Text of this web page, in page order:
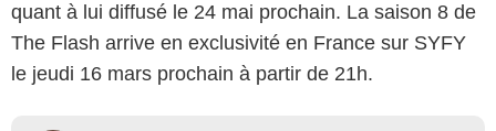
quant à lui diffusé le 24 mai prochain. La saison 8 de
The Flash arrive en exclusivité en France sur SYFY
le jeudi 16 mars prochain à partir de 21h.